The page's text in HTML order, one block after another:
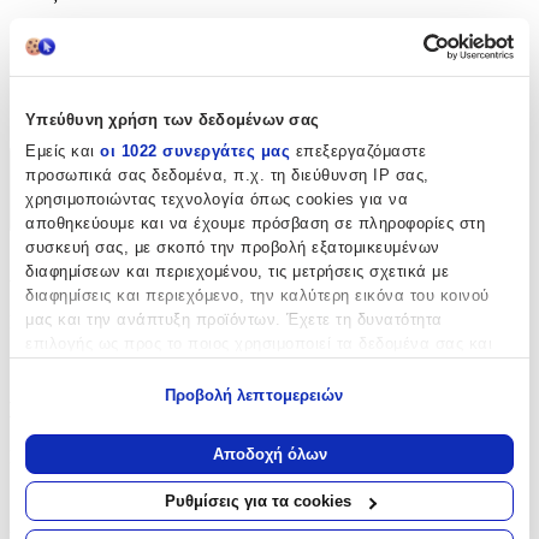
Υπεύθυνη χρήση των δεδομένων σας
Εμείς και οι 1022 συνεργάτες μας επεξεργαζόμαστε
προσωπικά σας δεδομένα, π.χ. τη διεύθυνση IP σας,
χρησιμοποιώντας τεχνολογία όπως cookies για να
αποθηκεύουμε και να έχουμε πρόσβαση σε πληροφορίες στη
συσκευή σας, με σκοπό την προβολή εξατομικευμένων
διαφημίσεων και περιεχομένου, τις μετρήσεις σχετικά με
διαφημίσεις και περιεχόμενο, την καλύτερη εικόνα του κοινού
μας και την ανάπτυξη προϊόντων. Έχετε τη δυνατότητα
Να συλλέξουμε πληροφορίες σχετικά με τη γεωγραφική
σας τοποθεσία, οι οποίες μπορεί να είναι ακριβείς σε
απόσταση μερικών μέτρων
Να αναγνωρίσουμε τη συσκευή σας σαρώνοντας ενεργά
Προβολή λεπτομερειών
Αποδοχή όλων
Ρυθμίσεις για τα cookies
Clip:
Όχι
Χαρακτηριστικά
+
Χαρακτηριστικά
Κατασκευαστής:
Bag to Bag
Βασικά Χαρακτηριστικά